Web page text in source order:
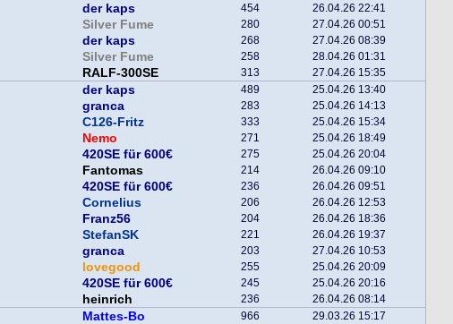
der kaps 454 26.04.26 22:41
Silver Fume 280 27.04.26 00:51
der kaps 268 27.04.26 08:39
Silver Fume 258 28.04.26 01:31
RALF-300SE 313 27.04.26 15:35
der kaps 489 25.04.26 13:40
granca 283 25.04.26 14:13
C126-Fritz 333 25.04.26 15:34
Nemo 271 25.04.26 18:49
420SE für 600€ 275 25.04.26 20:04
Fantomas 214 26.04.26 09:10
420SE für 600€ 236 26.04.26 09:51
Cornelius 206 26.04.26 12:53
Franz56 204 26.04.26 18:36
StefanSK 221 26.04.26 19:37
granca 203 27.04.26 10:53
lovegood 255 25.04.26 20:09
420SE für 600€ 245 25.04.26 20:16
heinrich 236 26.04.26 08:14
Mattes-Bo 966 29.03.26 15:17